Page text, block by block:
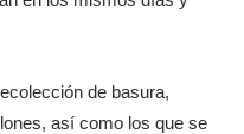
de basura,
así como los que se